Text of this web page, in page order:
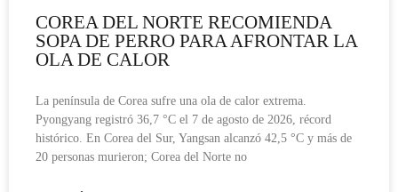
COREA DEL NORTE RECOMIENDA
SOPA DE PERRO PARA AFRONTAR LA
OLA DE CALOR
La península de Corea sufre una ola de calor extrema.
Pyongyang registró 36,7 °C el 7 de agosto de 2026, récord
histórico. En Corea del Sur, Yangsan alcanzó 42,5 °C y más de
20 personas murieron; Corea del Norte no